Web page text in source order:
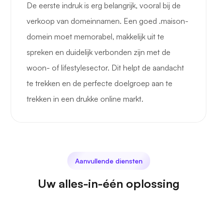
De eerste indruk is erg belangrijk, vooral bij de
verkoop van domeinnamen. Een goed .maison-
domein moet memorabel, makkelijk uit te
spreken en duidelijk verbonden zijn met de
woon- of lifestylesector. Dit helpt de aandacht
te trekken en de perfecte doelgroep aan te
trekken in een drukke online markt.
Aanvullende diensten
Uw alles-in-één oplossing